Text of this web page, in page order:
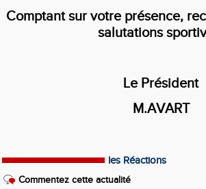
Comptant sur votre présence,
salutations
Le Président
M.AVART
les Réactions
Commentez cette actualité